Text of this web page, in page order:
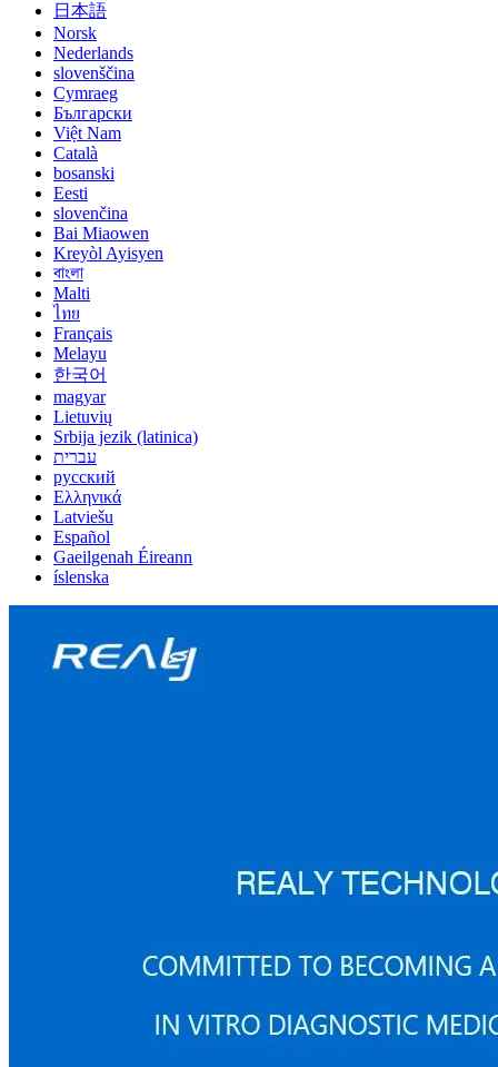
日本語
Norsk
Nederlands
slovenščina
Cymraeg
Български
Việt Nam
Català
bosanski
Eesti
slovenčina
Bai Miaowen
Kreyòl Ayisyen
বাংলা
Malti
ไทย
Français
Melayu
한국어
magyar
Lietuvių
Srbija jezik (latinica)
עברית
русский
Ελληνικά
Latviešu
Español
Gaeilgenah Éireann
íslenska